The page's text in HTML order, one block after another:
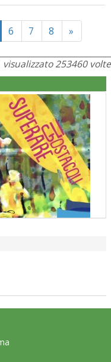
6 7 8 »
253460 volte
Pesce al CN Uisp